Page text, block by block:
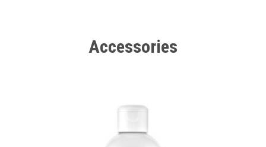
Accessories